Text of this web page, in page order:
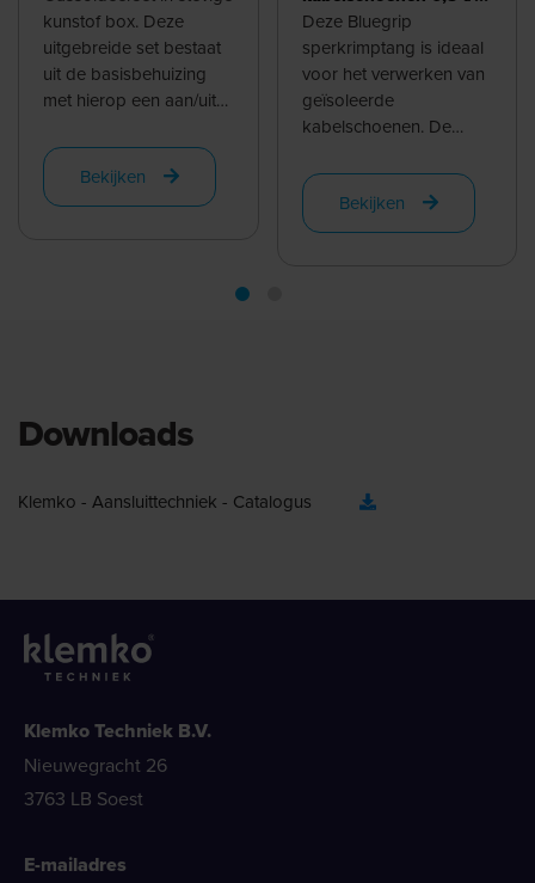
kunstof box. Deze
uitgebreide set bestaat
uit de basisbehuizing
met hierop een aan/uit
temperatuurregelaar en
Bekijken
6,0 mm² -
ovaalpersing | 903050
Deze Bluegrip
sperkrimptang is ideaal
voor het verwerken van
geïsoleerde
kabelschoenen. De
gecodeerd voor snelle
en foutloze ...
Bekijken
Downloads
Klemko - Aansluittechniek - Catalogus
Klemko Techniek B.V.
Nieuwegracht 26
3763 LB Soest
E-mailadres